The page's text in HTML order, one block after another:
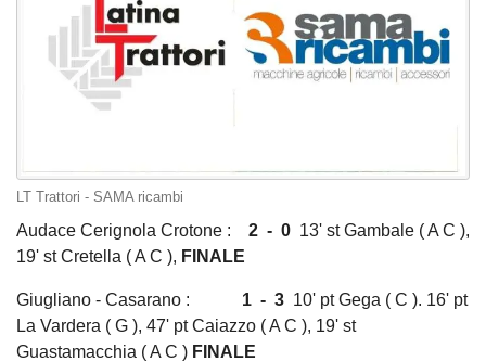
LT Trattori - SAMA ricambi
Audace Cerignola Crotone : 2 - 0 13' st Gambale ( A C ),
19' st Cretella ( A C ), FINALE
Giugliano - Casarano : 1 - 3 10' pt Gega ( C ). 16' pt
La Vardera ( G ), 47' pt Caiazzo ( A C ), 19' st
Guastamacchia ( A C ) FINALE